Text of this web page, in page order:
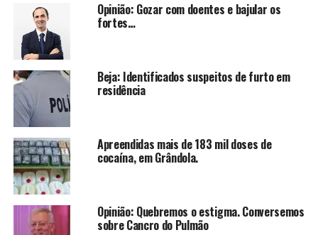
Opinião: Gozar com doentes e bajular os
fortes…
Beja: Identificados suspeitos de furto em
residência
Apreendidas mais de 183 mil doses de
cocaína, em Grândola.
Opinião: Quebremos o estigma. Conversemos
sobre Cancro do Pulmão